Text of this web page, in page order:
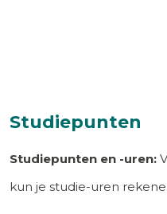
Studiepunten
Studiepunten en -uren:
kun je studie-uren